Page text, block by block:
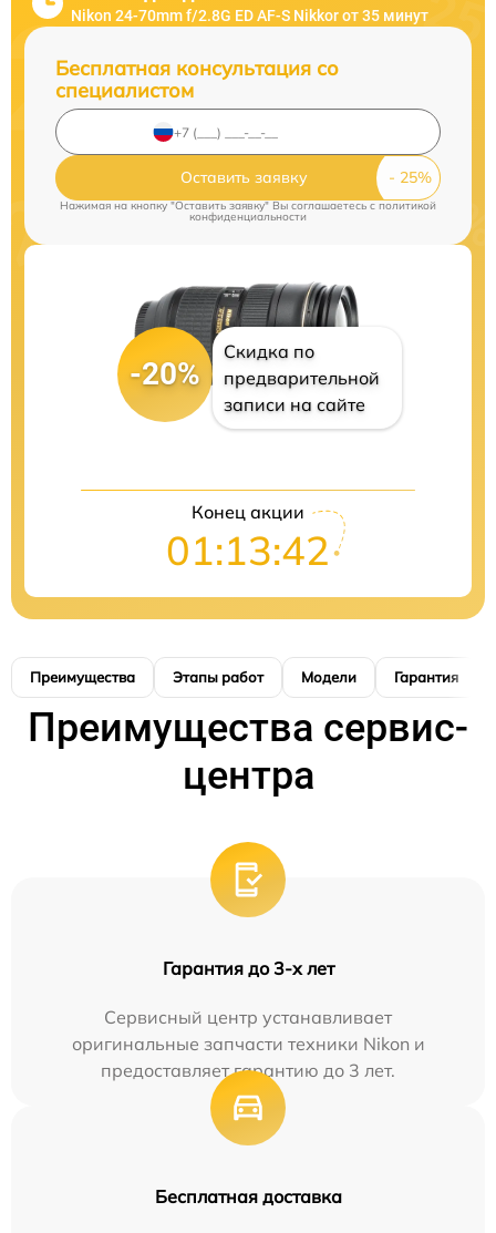
Nikon 24-70mm f/2.8G ED AF-S Nikkor от 35 минут
Бесплатная консультация со
специалистом
Оставить заявку
Нажимая на кнопку "Оставить заявку" Вы соглашаетесь cполитикой
конфиденциальности
-20%
Скидка по
предварительной
записи на сайте
Конец акции
01:13:41
Преимущества Этапы работ Модели Гарантия
Преимущества сервис-
центра
Гарантия до 3-х лет
Сервисный центр устанавливает
оригинальные запчасти техники Nikon и
предоставляет гарантию до 3 лет.
Бесплатная доставка